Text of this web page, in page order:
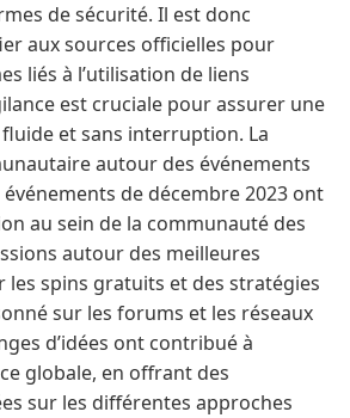
de sécurité. Il est donc
aux sources officielles pour
liés à l’utilisation de liens
est cruciale pour assurer une
et sans interruption. La
autour des événements
événements de décembre 2023 ont
au sein de la communauté des
autour des meilleures
les spins gratuits et des stratégies
sur les forums et les réseaux
d’idées ont contribué à
globale, en offrant des
sur les différentes approches